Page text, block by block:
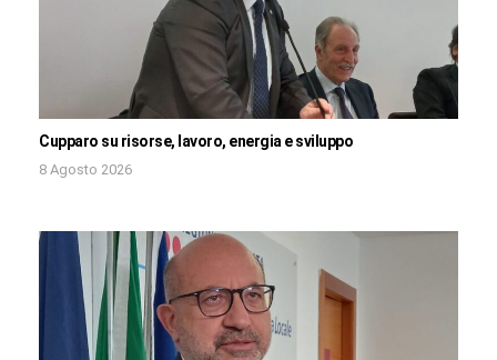
Cupparo su risorse, lavoro, energia e sviluppo
8 Agosto 2026